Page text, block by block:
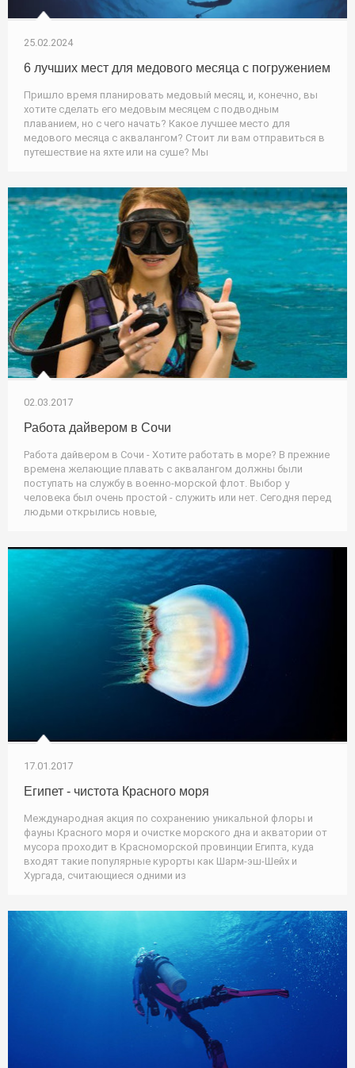
25.02.2024
6 лучших мест для медового месяца с погружением
Пришло время планировать медовый месяц, и, конечно, вы
хотите сделать его медовым месяцем с подводным
плаванием, но с чего начать? Какое лучшее место для
медового месяца с аквалангом? Стоит ли вам отправиться в
путешествие на яхте или на суше? Мы
02.03.2017
Работа дайвером в Сочи
Работа дайвером в Сочи - Хотите работать в море? В прежние
времена желающие плавать с аквалангом должны были
поступать на службу в военно-морской флот. Выбор у
человека был очень простой - служить или нет. Сегодня перед
людьми открылись новые,
17.01.2017
Египет - чистота Красного моря
Международная акция по сохранению уникальной флоры и
фауны Красного моря и очистке морского дна и акватории от
мусора проходит в Красноморской провинции Египта, куда
входят такие популярные курорты как Шарм-эш-Шейх и
Хургада, считающиеся одними из